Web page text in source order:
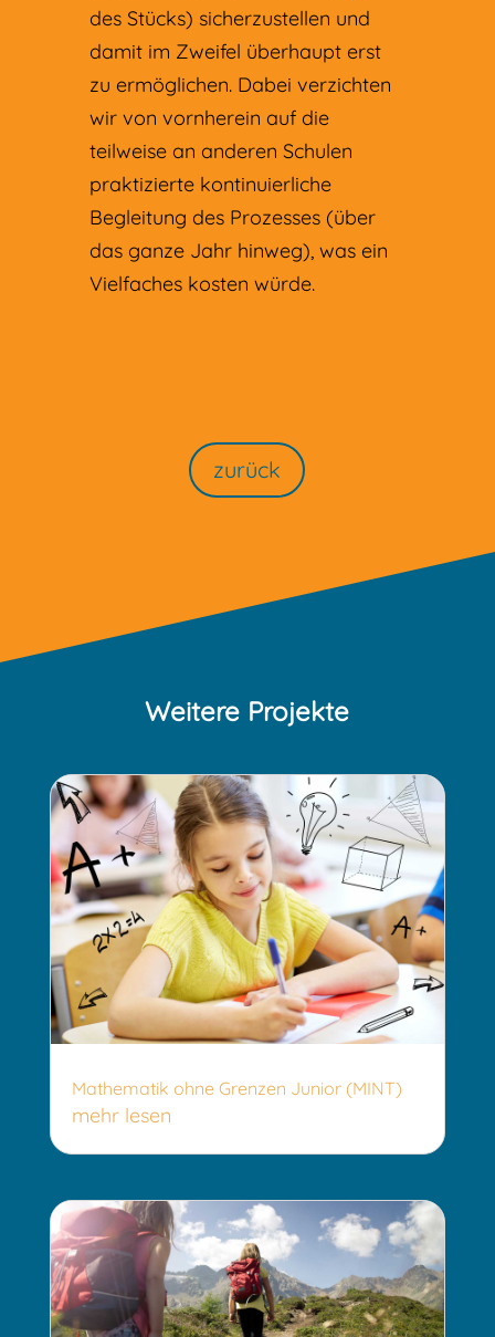
des Stücks) sicherzustellen und
damit im Zweifel überhaupt erst
zu ermöglichen. Dabei verzichten
wir von vornherein auf die
teilweise an anderen Schulen
praktizierte kontinuierliche
Begleitung des Prozesses (über
das ganze Jahr hinweg), was ein
Vielfaches kosten würde.
zurück
Weitere Projekte
Mathematik ohne Grenzen Junior (MINT)
mehr lesen